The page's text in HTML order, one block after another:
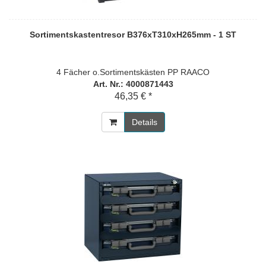
Sortimentskastentresor B376xT310xH265mm - 1 ST
4 Fächer o.Sortimentskästen PP RAACO
Art. Nr.: 4000871443
46,35 € *
Details